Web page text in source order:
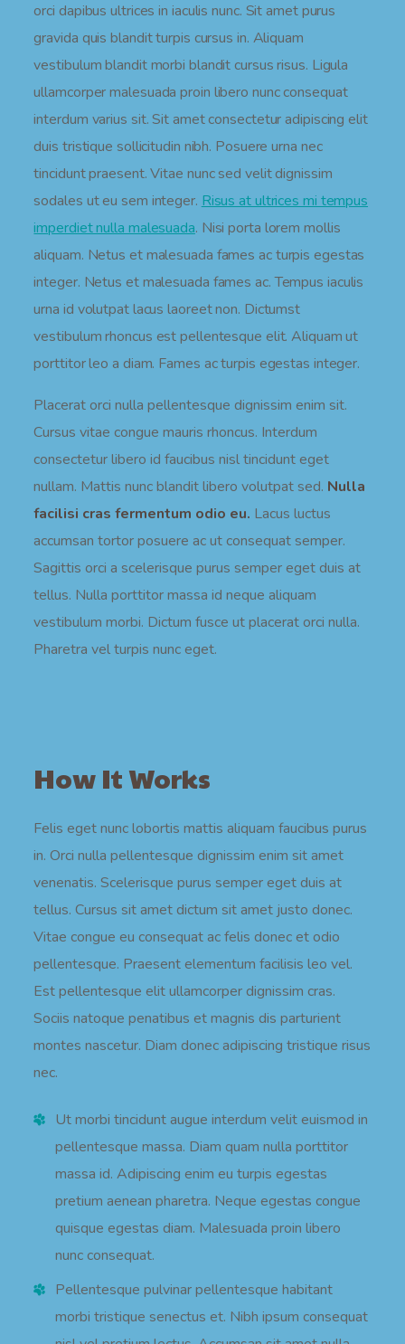
orci dapibus ultrices in iaculis nunc. Sit amet purus
gravida quis blandit turpis cursus in. Aliquam
vestibulum blandit morbi blandit cursus risus. Ligula
ullamcorper malesuada proin libero nunc consequat
interdum varius sit. Sit amet consectetur adipiscing elit
duis tristique sollicitudin nibh. Posuere urna nec
tincidunt praesent. Vitae nunc sed velit dignissim
sodales ut eu sem integer. Risus at ultrices mi tempus
imperdiet nulla malesuada. Nisi porta lorem mollis
aliquam. Netus et malesuada fames ac turpis egestas
integer. Netus et malesuada fames ac. Tempus iaculis
urna id volutpat lacus laoreet non. Dictumst
vestibulum rhoncus est pellentesque elit. Aliquam ut
porttitor leo a diam. Fames ac turpis egestas integer.
Placerat orci nulla pellentesque dignissim enim sit.
Cursus vitae congue mauris rhoncus. Interdum
consectetur libero id faucibus nisl tincidunt eget
nullam. Mattis nunc blandit libero volutpat sed. Nulla
facilisi cras fermentum odio eu. Lacus luctus
accumsan tortor posuere ac ut consequat semper.
Sagittis orci a scelerisque purus semper eget duis at
tellus. Nulla porttitor massa id neque aliquam
vestibulum morbi. Dictum fusce ut placerat orci nulla.
Pharetra vel turpis nunc eget.
How It Works
Felis eget nunc lobortis mattis aliquam faucibus purus
in. Orci nulla pellentesque dignissim enim sit amet
venenatis. Scelerisque purus semper eget duis at
tellus. Cursus sit amet dictum sit amet justo donec.
Vitae congue eu consequat ac felis donec et odio
pellentesque. Praesent elementum facilisis leo vel.
Est pellentesque elit ullamcorper dignissim cras.
Sociis natoque penatibus et magnis dis parturient
montes nascetur. Diam donec adipiscing tristique risus
nec.
Ut morbi tincidunt augue interdum velit euismod in
pellentesque massa. Diam quam nulla porttitor
massa id. Adipiscing enim eu turpis egestas
pretium aenean pharetra. Neque egestas congue
quisque egestas diam. Malesuada proin libero
nunc consequat.
Pellentesque pulvinar pellentesque habitant
morbi tristique senectus et. Nibh ipsum consequat